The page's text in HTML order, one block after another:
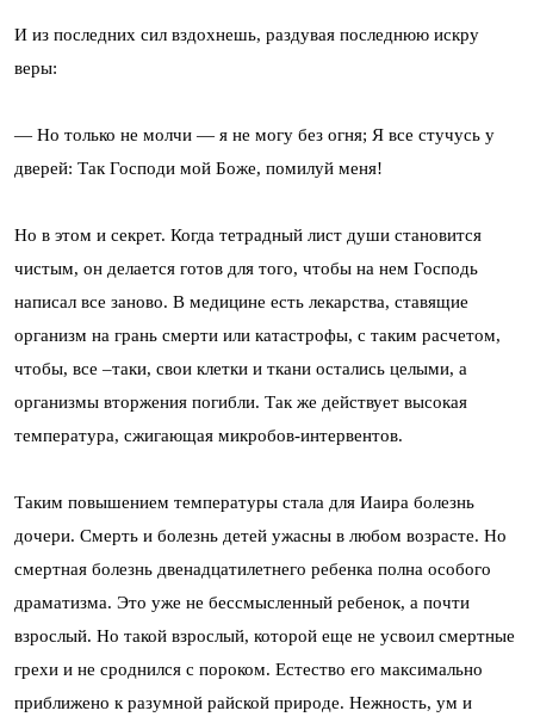
И из последних сил вздохнешь, раздувая последнюю искру
веры:
— Но только не молчи — я не могу без огня; Я все стучусь у
дверей: Так Господи мой Боже, помилуй меня!
Но в этом и секрет. Когда тетрадный лист души становится
чистым, он делается готов для того, чтобы на нем Господь
написал все заново. В медицине есть лекарства, ставящие
организм на грань смерти или катастрофы, с таким расчетом,
чтобы, все –таки, свои клетки и ткани остались целыми, а
организмы вторжения погибли. Так же действует высокая
температура, сжигающая микробов-интервентов.
Таким повышением температуры стала для Иаира болезнь
дочери. Смерть и болезнь детей ужасны в любом возрасте. Но
смертная болезнь двенадцатилетнего ребенка полна особого
драматизма. Это уже не бессмысленный ребенок, а почти
взрослый. Но такой взрослый, которой еще не усвоил смертные
грехи и не сроднился с пороком. Естество его максимально
приближено к разумной райской природе. Нежность, ум и